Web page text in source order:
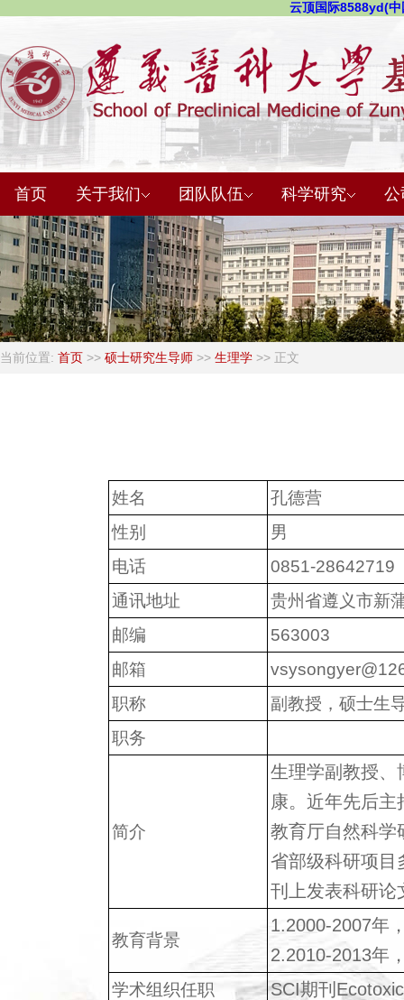
云顶国际8588yd(
首页 关于我们 团队队伍 科学研究 公
当前位置: 首页 >> 硕士研究生导师 >> 生理学 >> 正文
姓名
孔德营
性别
男
电话
0851-28642719
通讯地址
贵州省遵义市新
邮编
563003
邮箱
职称
副教授，硕士生
职务
简介
生理学副教授、
康。近年先后
教育厅自然科学
省部级科研项目
刊上发表科研论
教育背景
1.2000-2007年
2.2010-2013年
学术组织任职 SCI期刊